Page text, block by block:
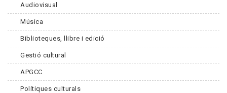
Audiovisual
Música
Biblioteques, llibre i edició
Gestió cultural
APGCC
Polítiques culturals